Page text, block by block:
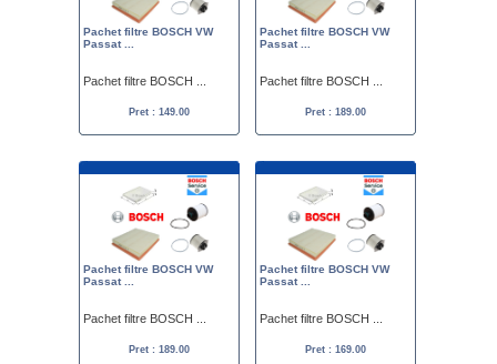
Pachet filtre BOSCH VW
Passat ...
Pachet filtre BOSCH ...
Pret : 149.00
Pachet filtre BOSCH VW
Passat ...
Pachet filtre BOSCH ...
Pret : 189.00
Pachet filtre BOSCH VW
Passat ...
Pachet filtre BOSCH ...
Pret : 189.00
Pachet filtre BOSCH VW
Passat ...
Pachet filtre BOSCH ...
Pret : 169.00